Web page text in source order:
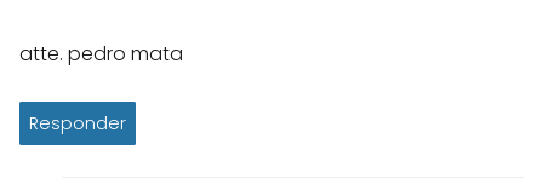
atte. pedro mata
Responder